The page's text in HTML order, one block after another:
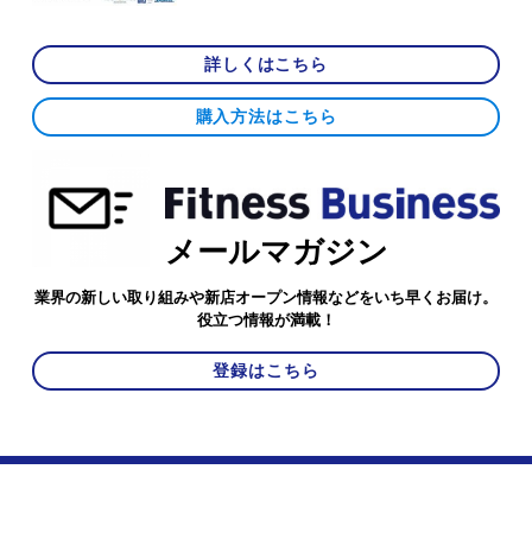
詳しくはこちら
購入方法はこちら
メールマガジン
業界の新しい取り組みや新店オープン情報などをいち早くお届け。
役立つ情報が満載！
登録はこちら